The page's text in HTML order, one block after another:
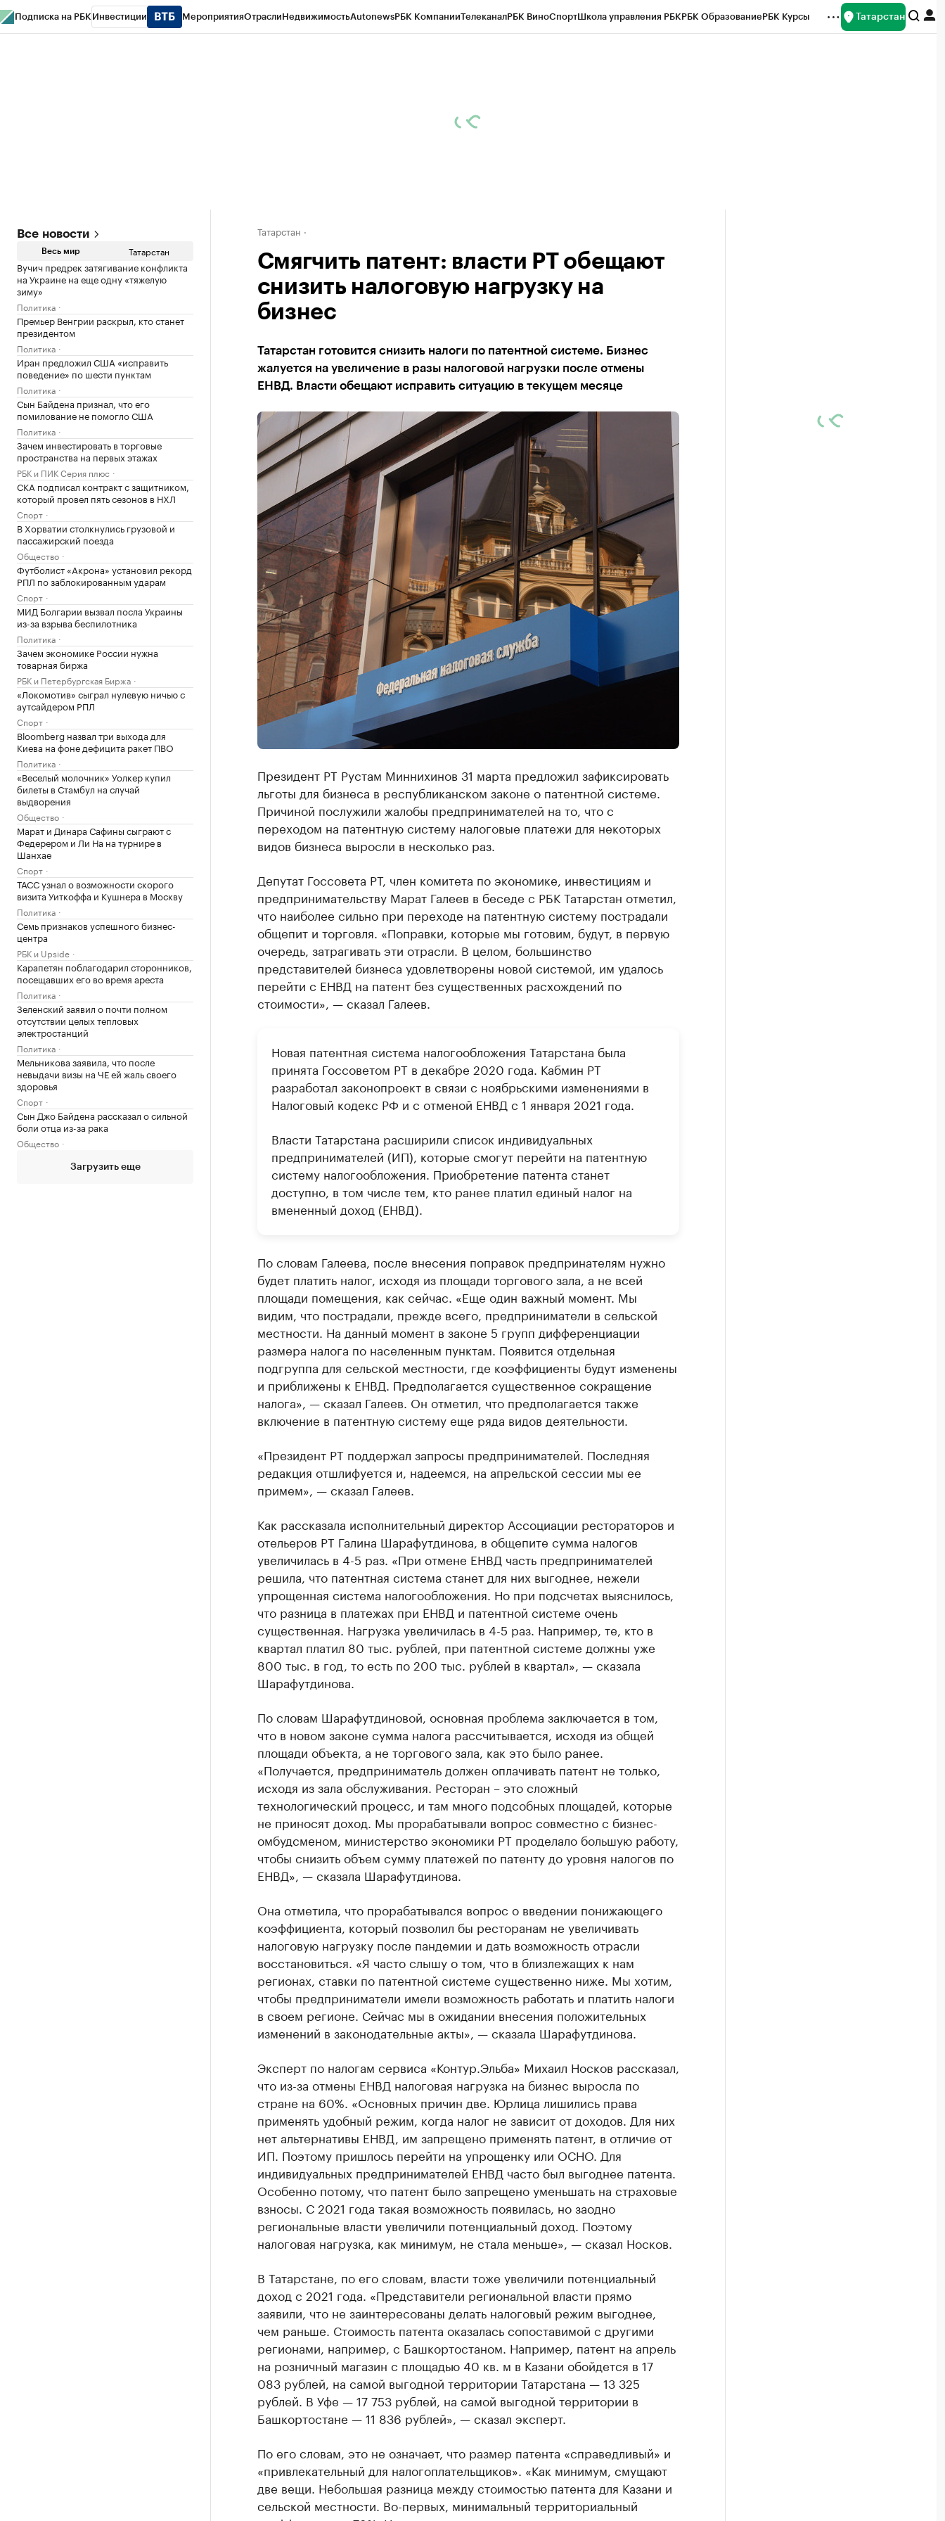
Подписка на РБК Инвестиции МероприятияОтраслиНедвижимостьAutonewsРБК КомпанииТелеканалРБК ВиноСпортШкола управления РБКРБК ОбразованиеРБК Курсы Татарстан
Все новости
Весь мир Татарстан
Вучич предрек затягивание конфликта
на Украине на еще одну «тяжелую
зиму»
Политика
Премьер Венгрии раскрыл, кто станет
президентом
Политика
Иран предложил США «исправить
поведение» по шести пунктам
Политика
Сын Байдена признал, что его
помилование не помогло США
Политика
Зачем инвестировать в торговые
пространства на первых этажах
РБК и ПИК Серия плюс
СКА подписал контракт с защитником,
который провел пять сезонов в НХЛ
Спорт
В Хорватии столкнулись грузовой и
пассажирский поезда
Общество
Футболист «Акрона» установил рекорд
РПЛ по заблокированным ударам
Спорт
МИД Болгарии вызвал посла Украины
из-за взрыва беспилотника
Политика
Зачем экономике России нужна
товарная биржа
РБК и Петербургская Биржа
«Локомотив» сыграл нулевую ничью с
аутсайдером РПЛ
Спорт
Bloomberg назвал три выхода для
Киева на фоне дефицита ракет ПВО
Политика
«Веселый молочник» Уолкер купил
билеты в Стамбул на случай
выдворения
Общество
Марат и Динара Сафины сыграют с
Федерером и Ли На на турнире в
Шанхае
Спорт
ТАСС узнал о возможности скорого
визита Уиткоффа и Кушнера в Москву
Политика
Семь признаков успешного бизнес-
центра
РБК и Upside
Карапетян поблагодарил сторонников,
посещавших его во время ареста
Политика
Зеленский заявил о почти полном
отсутствии целых тепловых
электростанций
Политика
Мельникова заявила, что после
невыдачи визы на ЧЕ ей жаль своего
здоровья
Спорт
Сын Джо Байдена рассказал о сильной
боли отца из-за рака
Общество
Загрузить еще
Татарстан
Смягчить патент: власти РТ обещают
снизить налоговую нагрузку на
бизнес
Татарстан готовится снизить налоги по патентной системе. Бизнес
жалуется на увеличение в разы налоговой нагрузки после отмены
ЕНВД. Власти обещают исправить ситуацию в текущем месяце
Президент РТ Рустам Миннихинов 31 марта предложил зафиксировать
льготы для бизнеса в республиканском законе о патентной системе.
Причиной послужили жалобы предпринимателей на то, что с
переходом на патентную систему налоговые платежи для некоторых
видов бизнеса выросли в несколько раз.
Депутат Госсовета РТ, член комитета по экономике, инвестициям и
предпринимательству Марат Галеев в беседе с РБК Татарстан отметил,
что наиболее сильно при переходе на патентную систему пострадали
общепит и торговля. «Поправки, которые мы готовим, будут, в первую
очередь, затрагивать эти отрасли. В целом, большинство
представителей бизнеса удовлетворены новой системой, им удалось
перейти с ЕНВД на патент без существенных расхождений по
стоимости», — сказал Галеев.
Новая патентная система налогообложения Татарстана была
принята Госсоветом РТ в декабре 2020 года. Кабмин РТ
разработал законопроект в связи с ноябрьскими изменениями в
Налоговый кодекс РФ и с отменой ЕНВД с 1 января 2021 года.
Власти Татарстана расширили список индивидуальных
предпринимателей (ИП), которые смогут перейти на патентную
систему налогообложения. Приобретение патента станет
доступно, в том числе тем, кто ранее платил единый налог на
вмененный доход (ЕНВД).
По словам Галеева, после внесения поправок предпринателям нужно
будет платить налог, исходя из площади торгового зала, а не всей
площади помещения, как сейчас. «Еще один важный момент. Мы
видим, что пострадали, прежде всего, предприниматели в сельской
местности. На данный момент в законе 5 групп дифференциации
размера налога по населенным пунктам. Появится отдельная
подгруппа для сельской местности, где коэффициенты будут изменены
и приближены к ЕНВД. Предполагается существенное сокращение
налога», — сказал Галеев. Он отметил, что предполагается также
включение в патентную систему еще ряда видов деятельности.
«Президент РТ поддержал запросы предпринимателей. Последняя
редакция отшлифуется и, надеемся, на апрельской сессии мы ее
примем», — сказал Галеев.
Как рассказала исполнительный директор Ассоциации рестораторов и
отельеров РТ Галина Шарафутдинова, в общепите сумма налогов
увеличилась в 4-5 раз. «При отмене ЕНВД часть предпринимателей
решила, что патентная система станет для них выгоднее, нежели
упрощенная система налогообложения. Но при подсчетах выяснилось,
что разница в платежах при ЕНВД и патентной системе очень
существенная. Нагрузка увеличилась в 4-5 раз. Например, те, кто в
квартал платил 80 тыс. рублей, при патентной системе должны уже
800 тыс. в год, то есть по 200 тыс. рублей в квартал», — сказала
Шарафутдинова.
По словам Шарафутдиновой, основная проблема заключается в том,
что в новом законе сумма налога рассчитывается, исходя из общей
площади объекта, а не торгового зала, как это было ранее.
«Получается, предприниматель должен оплачивать патент не только,
исходя из зала обслуживания. Ресторан – это сложный
технологический процесс, и там много подсобных площадей, которые
не приносят доход. Мы прорабатывали вопрос совместно с бизнес-
омбудсменом, министерство экономики РТ проделало большую работу,
чтобы снизить объем сумму платежей по патенту до уровня налогов по
ЕНВД», — сказала Шарафутдинова.
Она отметила, что прорабатывался вопрос о введении понижающего
коэффициента, который позволил бы ресторанам не увеличивать
налоговую нагрузку после пандемии и дать возможность отрасли
восстановиться. «Я часто слышу о том, что в близлежащих к нам
регионах, ставки по патентной системе существенно ниже. Мы хотим,
чтобы предприниматели имели возможность работать и платить налоги
в своем регионе. Сейчас мы в ожидании внесения положительных
изменений в законодательные акты», — сказала Шарафутдинова.
Эксперт по налогам сервиса «Контур.Эльба» Михаил Носков рассказал,
что из-за отмены ЕНВД налоговая нагрузка на бизнес выросла по
стране на 60%. «Основных причин две. Юрлица лишились права
применять удобный режим, когда налог не зависит от доходов. Для них
нет альтернативы ЕНВД, им запрещено применять патент, в отличие от
ИП. Поэтому пришлось перейти на упрощенку или ОСНО. Для
индивидуальных предпринимателей ЕНВД часто был выгоднее патента.
Особенно потому, что патент было запрещено уменьшать на страховые
взносы. С 2021 года такая возможность появилась, но заодно
региональные власти увеличили потенциальный доход. Поэтому
налоговая нагрузка, как минимум, не стала меньше», — сказал Носков.
В Татарстане, по его словам, власти тоже увеличили потенциальный
доход с 2021 года. «Представители региональной власти прямо
заявили, что не заинтересованы делать налоговый режим выгоднее,
чем раньше. Стоимость патента оказалась сопоставимой с другими
регионами, например, с Башкортостаном. Например, патент на апрель
на розничный магазин с площадью 40 кв. м в Казани обойдется в 17
083 рублей, на самой выгодной территории Татарстана — 13 325
рублей. В Уфе — 17 753 рублей, на самой выгодной территории в
Башкортостане — 11 836 рублей», — сказал эксперт.
По его словам, это не означает, что размер патента «справедливый» и
«привлекательный для налогоплательщиков». «Как минимум, смущают
две вещи. Небольшая разница между стоимостью патента для Казани и
сельской местности. Во-первых, минимальный территориальный